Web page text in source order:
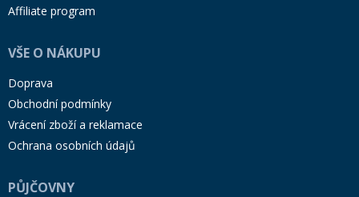
Affiliate program
VŠE O NÁKUPU
Doprava
Obchodní podmínky
Vrácení zboží a reklamace
Ochrana osobních údajů
PŮJČOVNY